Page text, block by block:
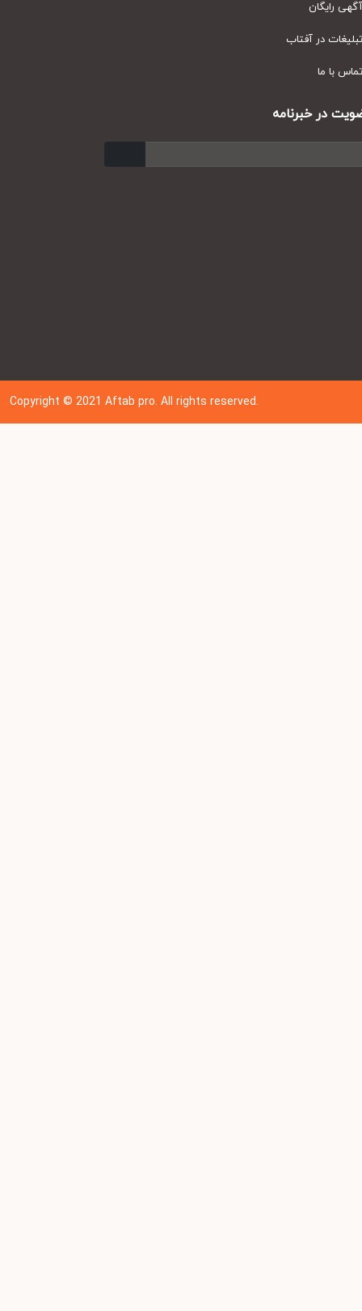
رایگان
در آفتاب
با ما
در خبرنامه
Copyright © 202 1Aftab pro. All rights reserved.